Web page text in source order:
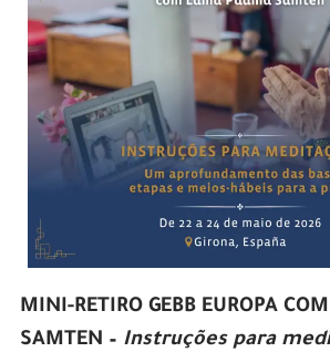
MINI-RETIRO GEBB EUROPA
SAMTEN – Instruções para